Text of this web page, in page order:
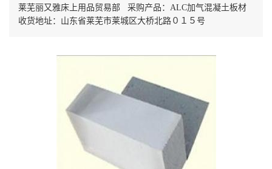
莱芜丽又雅床上用品贸易部 采购产品：ALC加气混凝土板材
收货地址：山东省莱芜市莱城区大桥北路０１５号